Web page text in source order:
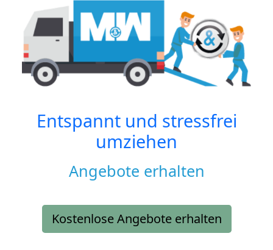
Entspannt und stressfrei
umziehen
Angebote erhalten
Kostenlose Angebote erhalten